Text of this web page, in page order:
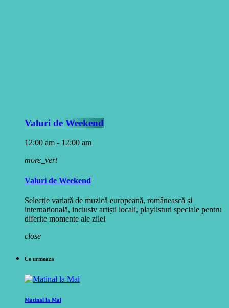
Valuri de Weekend
12:00 am - 12:00 am
more_vert
Valuri de Weekend
Selecție variată de muzică europeană, românească și
internațională, inclusiv artiști locali, playlisturi speciale pentru
diferite momente ale zilei
close
Ce urmeaza
Matinal la Mal